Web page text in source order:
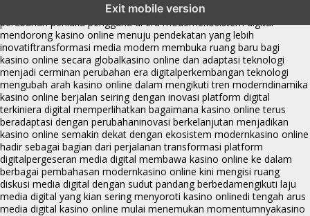
Exit mobile version
perkembangan kasino online mencerminkan
perubahan perilaku pengguna di era modernekosistem digital
mendorong kasino online menuju pendekatan yang lebih
inovatiftransformasi media modern membuka ruang baru bagi
kasino online secara globalkasino online dan adaptasi teknologi
menjadi cerminan perubahan era digitalperkembangan teknologi
mengubah arah kasino online dalam mengikuti tren moderndinamika
kasino online berjalan seiring dengan inovasi platform digital
terkiniera digital memperlihatkan bagaimana kasino online terus
beradaptasi dengan perubahaninovasi berkelanjutan menjadikan
kasino online semakin dekat dengan ekosistem modernkasino online
hadir sebagai bagian dari perjalanan transformasi platform
digitalpergeseran media digital membawa kasino online ke dalam
berbagai pembahasan modernkasino online kini mengisi ruang
diskusi media digital dengan sudut pandang berbedamengikuti laju
media digital yang kian sering menyoroti kasino onlinedi tengah arus
media digital kasino online mulai menemukan momentumnyakasino